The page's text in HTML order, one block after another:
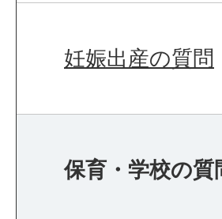
妊娠出産の質問
保育・学校の質